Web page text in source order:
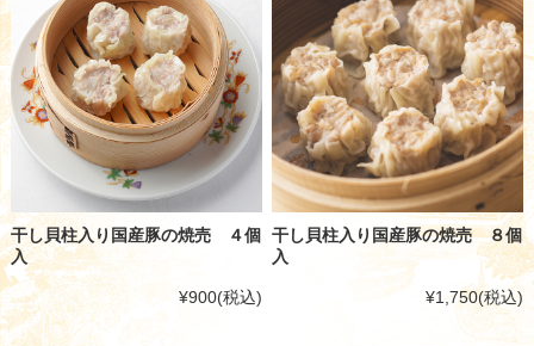
干し貝柱入り国産豚の焼売 ４個
入
¥900(税込)
干し貝柱入り国産豚の焼売 ８個
入
¥1,750(税込)